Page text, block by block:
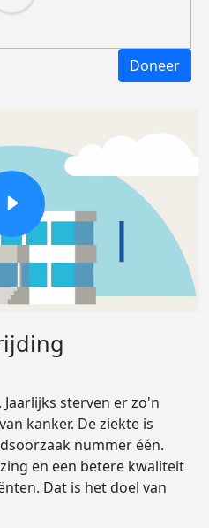
Doneer
sterven er zo'n
kanker. De ziekte is
nummer één.
en een betere kwaliteit
Dat is het doel van